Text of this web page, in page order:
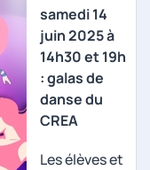
samedi 14
juin 2025 à
14h30 et 19h
: galas de
danse du
CREA
Les élèves et